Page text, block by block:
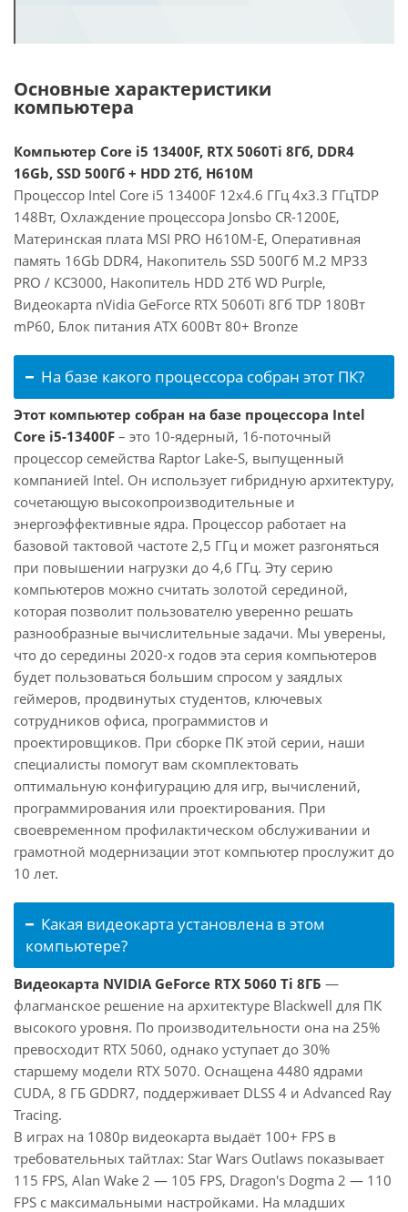
Основные характеристики
компьютера
Компьютер Core i5 13400F, RTX 5060Ti 8Гб, DDR4
16Gb, SSD 500Гб + HDD 2Тб, H610M
Процессор Intel Core i5 13400F 12x4.6 ГГц 4x3.3 ГГцTDP
148Вт, Охлаждение процессора Jonsbo CR-1200E,
Материнская плата MSI PRO H610M-E, Оперативная
память 16Gb DDR4, Накопитель SSD 500Гб M.2 MP33
PRO / KC3000, Накопитель HDD 2Тб WD Purple,
Видеокарта nVidia GeForce RTX 5060Ti 8Гб TDP 180Вт
mP60, Блок питания ATX 600Вт 80+ Bronze
На базе какого процессора собран этот ПК?
Этот компьютер собран на базе процессора Intel
Core i5-13400F – это 10-ядерный, 16-поточный
процессор семейства Raptor Lake-S, выпущенный
компанией Intel. Он использует гибридную архитектуру,
сочетающую высокопроизводительные и
энергоэффективные ядра. Процессор работает на
базовой тактовой частоте 2,5 ГГц и может разгоняться
при повышении нагрузки до 4,6 ГГц. Эту серию
компьютеров можно считать золотой серединой,
которая позволит пользователю уверенно решать
разнообразные вычислительные задачи. Мы уверены,
что до середины 2020-х годов эта серия компьютеров
будет пользоваться большим спросом у заядлых
геймеров, продвинутых студентов, ключевых
сотрудников офиса, программистов и
проектировщиков. При сборке ПК этой серии, наши
специалисты помогут вам скомплектовать
оптимальную конфигурацию для игр, вычислений,
программирования или проектирования. При
своевременном профилактическом обслуживании и
грамотной модернизации этот компьютер прослужит до
10 лет.
Какая видеокарта установлена в этом
компьютере?
Видеокарта NVIDIA GeForce RTX 5060 Ti 8ГБ —
флагманское решение на архитектуре Blackwell для ПК
высокого уровня. По производительности она на 25%
превосходит RTX 5060, однако уступает до 30%
старшему модели RTX 5070. Оснащена 4480 ядрами
CUDA, 8 ГБ GDDR7, поддерживает DLSS 4 и Advanced Ray
Tracing.
В играх на 1080p видеокарта выдаёт 100+ FPS в
требовательных тайтлах: Star Wars Outlaws показывает
115 FPS, Alan Wake 2 — 105 FPS, Dragon's Dogma 2 — 110
FPS с максимальными настройками. На младших